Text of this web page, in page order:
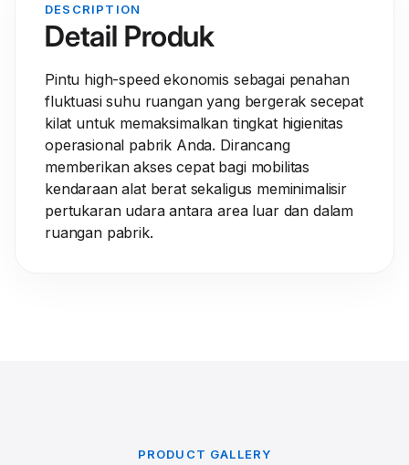
DESCRIPTION
Detail Produk
Pintu high-speed ekonomis sebagai penahan
fluktuasi suhu ruangan yang bergerak secepat
kilat untuk memaksimalkan tingkat higienitas
operasional pabrik Anda. Dirancang
memberikan akses cepat bagi mobilitas
kendaraan alat berat sekaligus meminimalisir
pertukaran udara antara area luar dan dalam
ruangan pabrik.
PRODUCT GALLERY